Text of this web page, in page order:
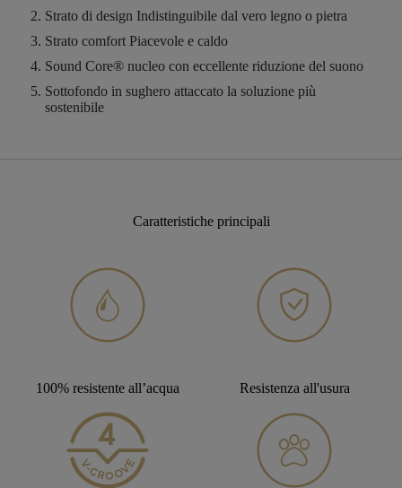
Strato di design Indistinguibile dal vero legno o pietra
Strato comfort Piacevole e caldo
Sound Core® nucleo con eccellente riduzione del suono
Sottofondo in sughero attaccato la soluzione più
sostenibile
Caratteristiche principali
100% resistente all’acqua Resistenza all'usura